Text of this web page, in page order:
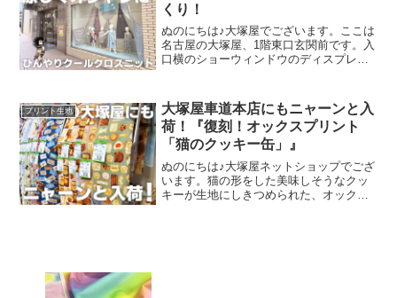
くり！
ぬのにちは♪大塚屋でございます。ここは
名古屋の大塚屋、1階東口玄関前です。入
口横のショーウィンドウのディスプレイ
品は、ひんやりした質感のニット生地で
す。店頭では「スポー
プリント生地
大塚屋車道本店にもニャーンと入
荷！『復刻！オックスプリント
「猫のクッキー缶」』
ぬのにちは♪大塚屋ネットショップでござ
います。猫の形をした美味しそうなクッ
キーが生地にしきつめられた、オックス